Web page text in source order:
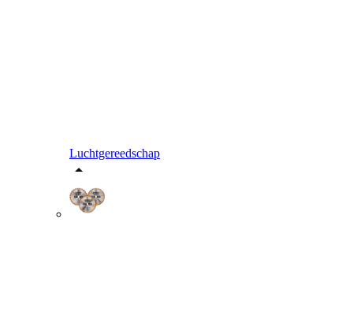
Luchtgereedschap